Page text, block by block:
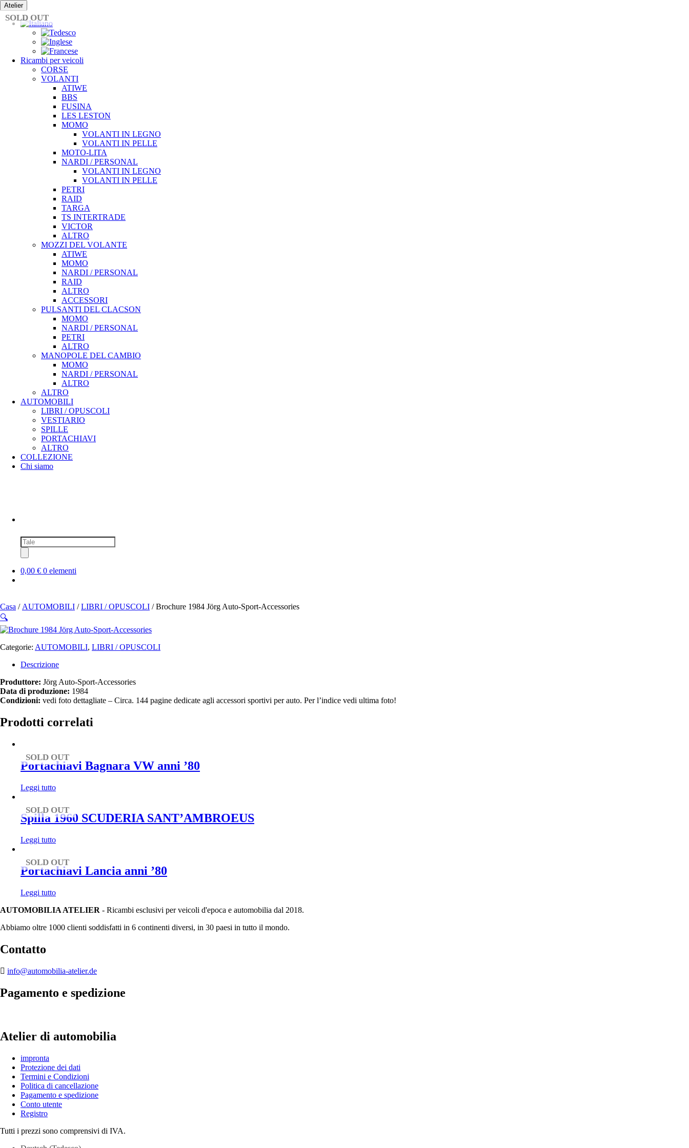
Vai
al
contenuto
Atelier
Ricambi per veicoli
CORSE
VOLANTI
ATIWE
BBS
FUSINA
LES LESTON
MOMO
VOLANTI IN LEGNO
VOLANTI IN PELLE
MOTO-LITA
NARDI / PERSONAL
VOLANTI IN LEGNO
VOLANTI IN PELLE
PETRI
RAID
TARGA
TS INTERTRADE
VICTOR
ALTRO
MOZZI DEL VOLANTE
ATIWE
MOMO
NARDI / PERSONAL
RAID
ALTRO
ACCESSORI
PULSANTI DEL CLACSON
MOMO
NARDI / PERSONAL
PETRI
ALTRO
MANOPOLE DEL CAMBIO
MOMO
NARDI / PERSONAL
ALTRO
ALTRO
AUTOMOBILI
LIBRI / OPUSCOLI
VESTIARIO
SPILLE
PORTACHIAVI
ALTRO
COLLEZIONE
Chi siamo
Ricerca
prodotti
0,00 € 0 elementi
Casa / AUTOMOBILI /LIBRI / OPUSCOLI / Brochure 1984 Jörg Auto-Sport-Accessories
🔍
SOLD OUT
Categorie: AUTOMOBILI, LIBRI / OPUSCOLI
Descrizione
Produttore: Jörg Auto-Sport-Accessories
Data di produzione: 1984
Condizioni: vedi foto dettagliate – Circa. 144 pagine dedicate agli accessori sportivi per auto. Per l’indice vedi ultima foto!
Prodotti correlati
SOLD OUT
Portachiavi Bagnara VW anni ’80
Leggi tutto
SOLD OUT
Spilla 1960 SCUDERIA SANT’AMBROEUS
Leggi tutto
SOLD OUT
Portachiavi Lancia anni ’80
Leggi tutto
AUTOMOBILIA ATELIER - Ricambi esclusivi per veicoli d'epoca e automobilia dal 2018.
Abbiamo oltre 1000 clienti soddisfatti in 6 continenti diversi, in 30 paesi in tutto il mondo.
Contatto
info@automobilia-atelier.de
Pagamento e spedizione
Atelier di automobilia
impronta
Protezione dei dati
Termini e Condizioni
Politica di cancellazione
Pagamento e spedizione
Conto utente
Registro
Tutti i prezzi sono comprensivi di IVA.